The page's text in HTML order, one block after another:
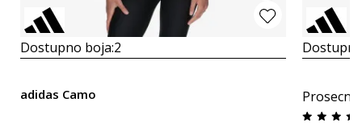
Dostupno boja:2
adidas Camo